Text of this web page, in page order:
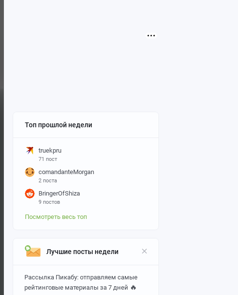
Топ прошлой недели
truekpru
71 пост
comandanteMorgan
2 поста
BringerOfShiza
9 постов
Посмотреть весь топ
Лучшие посты недели
Рассылка Пикабу: отправляем самые
рейтинговые материалы за 7 дней 🔥